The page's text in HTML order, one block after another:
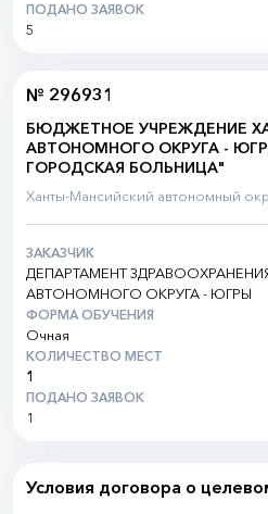
ПОДАНО ЗАЯВОК
5
№ 296931
БЮДЖЕТНОЕ УЧРЕЖДЕНИЕ
АВТОНОМНОГО ОКРУГА -
ГОРОДСКАЯ БОЛЬНИЦА"
Ханты-Мансийский автономный
ЗАКАЗЧИК
ДЕПАРТАМЕНТ
АВТОНОМНОГО ОКРУГА - ЮГРЫ
ФОРМА ОБУЧЕНИЯ
Очная
КОЛИЧЕСТВО МЕСТ
1
ПОДАНО ЗАЯВОК
1
Условия договора о